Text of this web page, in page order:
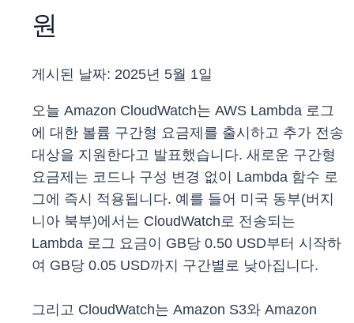
원
게시된 날짜: 2025년 5월 1일
오늘 Amazon CloudWatch는 AWS Lambda 로그
에 대한 볼륨 구간형 요금제를 출시하고 추가 전송
대상을 지원한다고 발표했습니다. 새로운 구간형
요금제는 코드나 구성 변경 없이 Lambda 함수 로
그에 즉시 적용됩니다. 예를 들어 미국 동부(버지
니아 북부)에서는 CloudWatch로 전송되는
Lambda 로그 요금이 GB당 0.50 USD부터 시작하
여 GB당 0.05 USD까지 구간별로 낮아집니다.
그리고 CloudWatch는 Amazon S3와 Amazon